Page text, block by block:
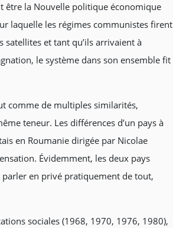
être la Nouvelle politique économique
laquelle les régimes communistes firent
satellites et tant qu’ils arrivaient à
le système dans son ensemble fit
comme de multiples similarités,
teneur. Les différences d’un pays à
en Roumanie dirigée par Nicolae
Évidemment, les deux pays
en privé pratiquement de tout,
sociales (1968, 1970, 1976, 1980),